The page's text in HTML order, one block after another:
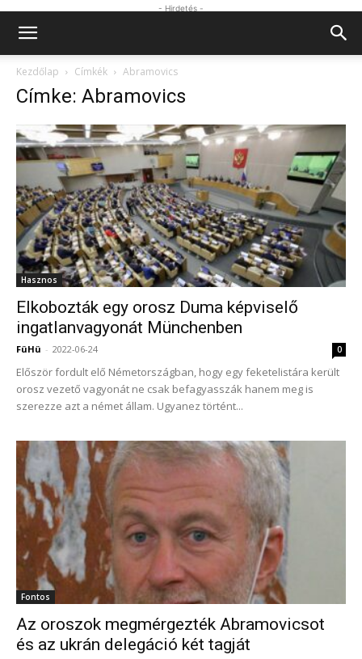
- Hirdetés -
Kezdőlap Címkék Abramovics
Címke: Abramovics
Hasznos
Elkobozták egy orosz Duma képviselő
ingatlanvagyonát Münchenben
FüHü - 2022-06-24 0
Először fordult elő Németországban, hogy egy feketelistára került
orosz vezető vagyonát ne csak befagyasszák hanem meg is
szerezze azt a német állam. Ugyanez történt...
Fontos
Az oroszok megmérgezték Abramovicsot
és az ukrán delegáció két tagját